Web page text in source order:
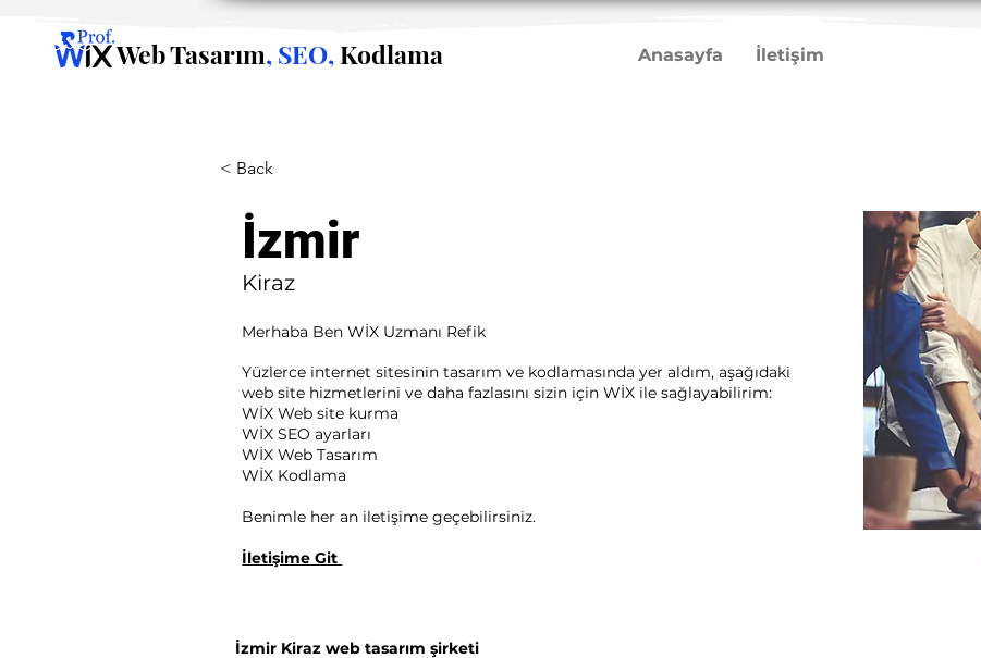
Web Tasarım, SEO,Kodlama Anasayfa İletişim
< Back
İzmir
Kiraz
Merhaba Ben WİX Uzmanı Refik
Yüzlerce internet sitesinin tasarım ve kodlamasında yer aldım, aşağıdaki
web site hizmetlerini ve daha fazlasını sizin için WİX ile sağlayabilirim:​ ​
WİX Web site kurma
WİX SEO ayarları
WİX Web Tasarım
WİX Kodlama ​
Benimle her an iletişime geçebilirsiniz.
İletişime Git
İzmir Kiraz web tasarım şirketi